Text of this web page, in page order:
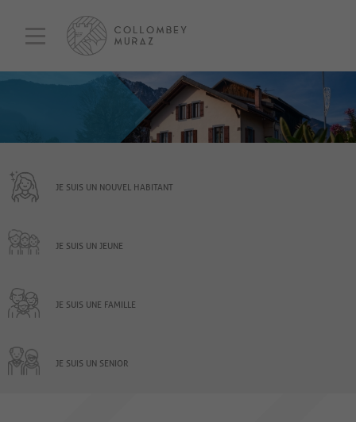
JE SUIS UN NOUVEL HABITANT
JE SUIS UN JEUNE
JE SUIS UNE FAMILLE
JE SUIS UN SENIOR